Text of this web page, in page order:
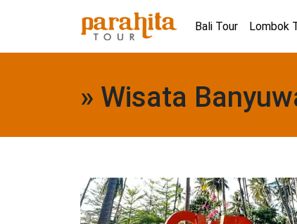
Bali Tour Lombok
» Wisata